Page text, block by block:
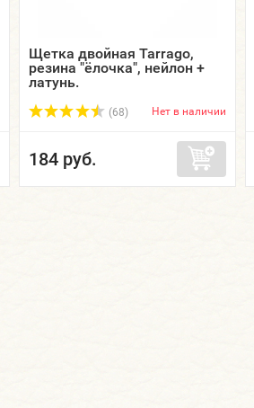
Щетка двойная Tarrago,
резина "ёлочка", нейлон +
латунь.
(68) Нет в наличии
184 руб.